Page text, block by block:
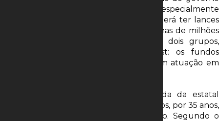
federal para privatizar outros portos, especialmente
Santos. Para especialistas, o certame poderá ter lances
significativos, chegando à casa de centenas de milhões
de reais. O leilão será disputado por dois grupos,
conforme apurou o Estadão/Broadcast: os fundos
Quadra Capital e Vinci Partners, que têm atuação em
O modelo do certame agrega a venda da estatal
associada à concessão dos serviços públicos, por 35 anos,
dos portos de Vitória e Barra do Riacho. Segundo o